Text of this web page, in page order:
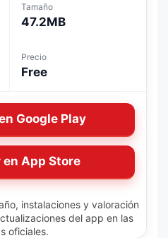
Tamaño
47.2MB
Precio
Free
Google Play
en App Store
instalaciones y valoración
del app en las
oficiales.